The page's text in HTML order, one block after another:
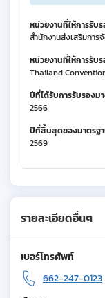
หน่วยงานที่ให้การรับ
สำนักงานส่งเสริมการ
หน่วยงานที่ให้การรับ
Thailand
ปีที่ได้รับการรับรองม
2566
ปีที่สิ้นสุดของมาตรฐ
2569
รายละเอียดอื่นๆ
เบอร์โทรศัพท์
662-247-0123